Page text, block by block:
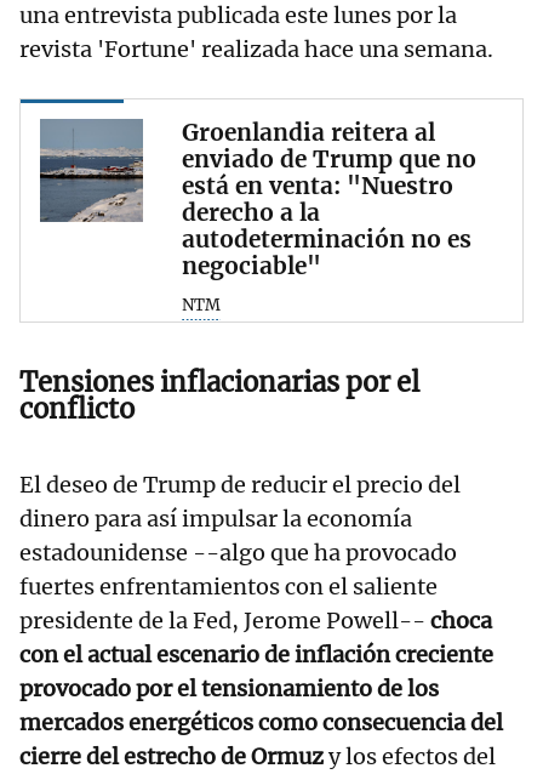
una entrevista publicada este lunes por la
revista 'Fortune' realizada hace una semana.
Groenlandia reitera al
enviado de Trump que no
está en venta: "Nuestro
derecho a la
autodeterminación no es
negociable"
NTM
Tensiones inflacionarias por el
conflicto
El deseo de Trump de reducir el precio del
dinero para así impulsar la economía
estadounidense --algo que ha provocado
fuertes enfrentamientos con el saliente
presidente de la Fed, Jerome Powell-- choca
con el actual escenario de inflación creciente
provocado por el tensionamiento de los
mercados energéticos como consecuencia del
cierre del estrecho de Ormuzy los efectos del